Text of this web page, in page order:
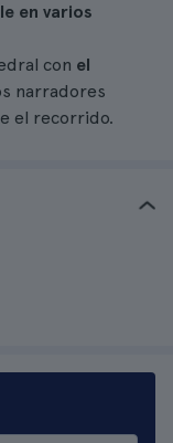
en varios
con el
narradores
el recorrido.